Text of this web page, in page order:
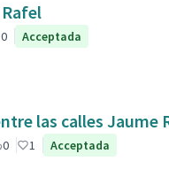
0 Acceptada
las calles Jaume
0 1 Acceptada